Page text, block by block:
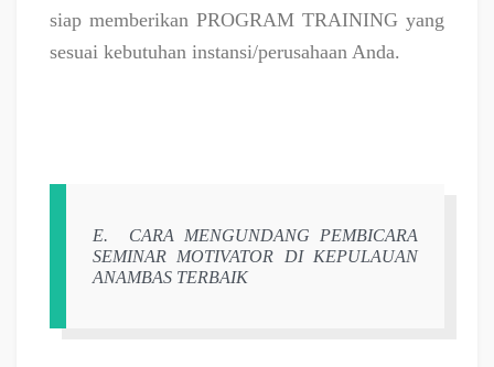
siap memberikan PROGRAM TRAINING yang
sesuai kebutuhan instansi/perusahaan Anda.
E.
CARA MENGUNDANG PEMBICARA
SEMINAR MOTIVATOR DI KEPULAUAN
ANAMBAS TERBAIK